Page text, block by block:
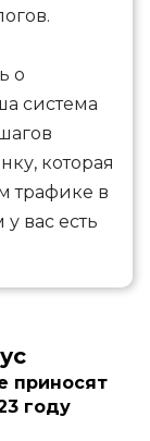
о
система
которая
трафике в
вас есть
приносят
году